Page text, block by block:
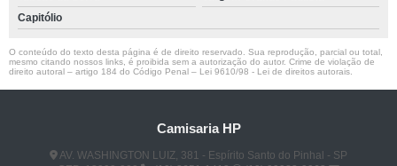
Capitólio
O conteúdo do texto desta página é de direito reservado. Sua reprodução, parcial ou total,
mesmo citando nossos links, é proibida sem a autorização do autor. Crime de violação de
direito autoral – artigo 184 do Código Penal – Lei 9610/98 - Lei de direitos autorais
Camisaria HP
AV. WASHINGTON LUIZ, 381 - Espírito Santo do Pinhal - SP